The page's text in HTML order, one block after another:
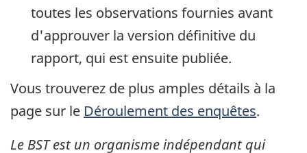
toutes les observations fournies avant
d'approuver la version définitive du
rapport, qui est ensuite publiée.
Vous trouverez de plus amples détails à la
page sur le Déroulement des enquêtes.
Le BST est un organisme indépendant qui